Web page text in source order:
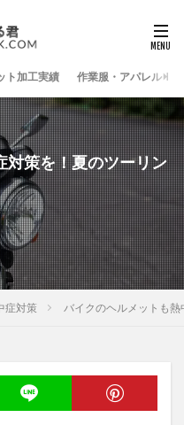
ト加工実績 作業服・アパレル
対策を！夏のツーリン
症対策 バイクのヘルメットも